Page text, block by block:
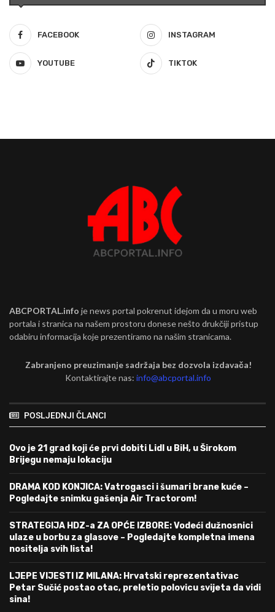
FACEBOOK INSTAGRAM
YOUTUBE TIKTOK
ABCPORTAL.info je news portal pokrenut idejom da u moru web
portala i stranica na našem prostoru donese nešto drukčiji pristup
odabiru informacija koje prezentiramo na našim stranicama.
Zabranjeno preuzimanje sadržaja bez dozvola izdavača!
Kontaktirajte nas:info@abcportal.info
POSLJEDNJI ČLANCI
Ovo je 21 grad koji će prvi dobiti Lidl u BiH, u Širokom
Brijegu nemaju lokaciju
DRAMA KOD KONJICA: Vatrogasci i šumari brane kuće –
Pogledajte snimku gašenja Air Tractorom!
STRATEGIJA HDZ-a ZA OPĆE IZBORE: Vodeći dužnosnici
ulaze u borbu za glasove – Pogledajte kompletna imena
nositelja svih lista!
LJEPE VIJESTI IZ MILANA: Hrvatski reprezentativac
Petar Sučić postao otac, preletio polovicu svijeta da vidi
sina!